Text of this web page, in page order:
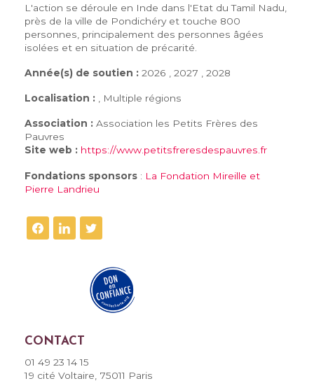
L'action se déroule en Inde dans l'Etat du Tamil Nadu,
près de la ville de Pondichéry et touche 800
personnes, principalement des personnes âgées
isolées et en situation de précarité.
Année(s) de soutien : 2026 , 2027 , 2028
Localisation : , Multiple régions
Association : Association les Petits Frères des
Pauvres
Site web : https://www.petitsfreresdespauvres.fr
Fondations sponsors: La Fondation Mireille et
Pierre Landrieu
CONTACT
01 49 23 14 15
19 cité Voltaire, 75011 Paris